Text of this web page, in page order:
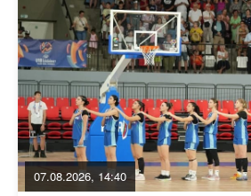
07.08.2026, 14:40